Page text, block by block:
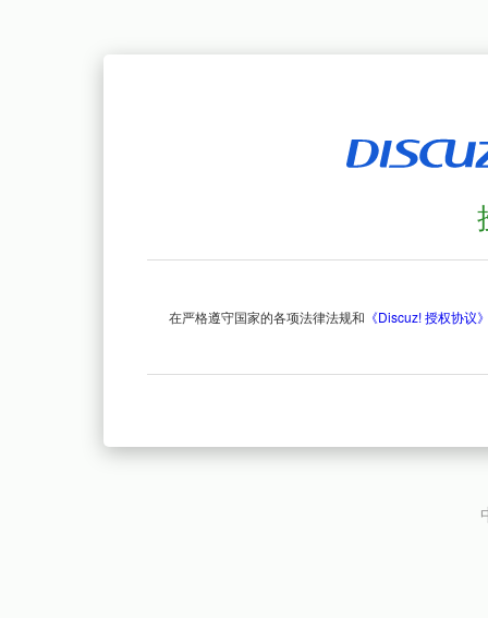
在严格遵守国家的各项法律法规和 《Discuz! 授权协议